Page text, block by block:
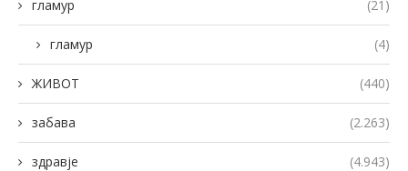
гламур (21)
гламур (4)
ЖИВОТ (440)
забава (2.263)
здравје (4.943)